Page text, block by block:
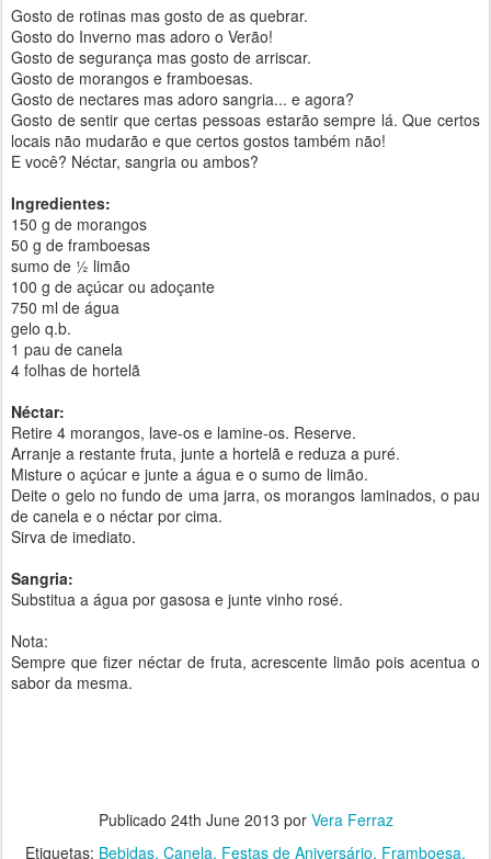
Gosto de rotinas mas gosto de as quebrar.
Gosto do Inverno mas adoro o Verão!
Gosto de segurança mas gosto de arriscar.
Gosto de morangos e framboesas.
Gosto de nectares mas adoro sangria... e agora?
Gosto de sentir que certas pessoas estarão sempre lá. Que certos
locais não mudarão e que certos gostos também não!
E você? Néctar, sangria ou ambos?
Ingredientes:
150 g de morangos
50 g de framboesas
sumo de ½ limão
100 g de açúcar ou adoçante
750 ml de água
gelo q.b.
1 pau de canela
4 folhas de hortelã
Néctar:
Retire 4 morangos, lave-os e lamine-os. Reserve.
Arranje a restante fruta, junte a hortelã e reduza a puré.
Misture o açúcar e junte a água e o sumo de limão.
Deite o gelo no fundo de uma jarra, os morangos laminados, o pau
de canela e o néctar por cima.
Sirva de imediato.
Sangria:
Substitua a água por gasosa e junte vinho rosé.
Nota:
Sempre que fizer néctar de fruta, acrescente limão pois acentua o
sabor da mesma.
Publicado 24th June 2013 por Vera Ferraz
Etiquetas: Bebidas Canela Festas de Aniversário Framboesa